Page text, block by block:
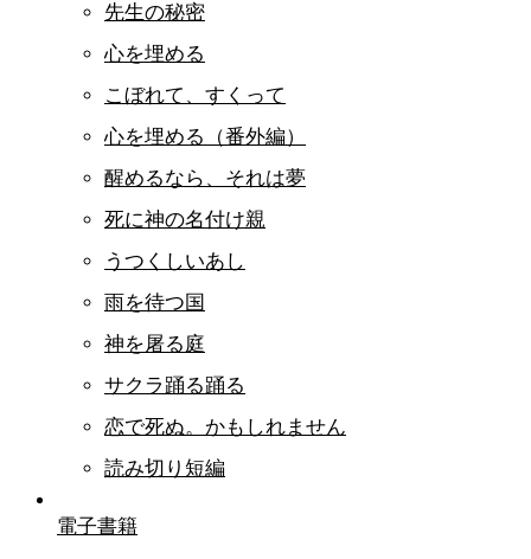
先生の秘密
心を埋める
こぼれて、すくって
心を埋める（番外編）
醒めるなら、それは夢
死に神の名付け親
うつくしいあし
雨を待つ国
神を屠る庭
サクラ踊る踊る
恋で死ぬ。かもしれません
読み切り短編
電子書籍